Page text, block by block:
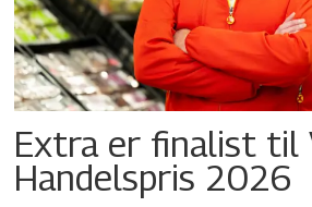
Extra er finalist til
Handelspris 2026